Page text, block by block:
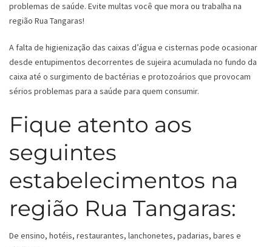
problemas de saúde. Evite multas você que mora ou trabalha na
região Rua Tangaras!
A falta de higienização das caixas d’água e cisternas pode ocasionar
desde entupimentos decorrentes de sujeira acumulada no fundo da
caixa até o surgimento de bactérias e protozoários que provocam
sérios problemas para a saúde para quem consumir.
Fique atento aos
seguintes
estabelecimentos na
região Rua Tangaras:
De ensino, hotéis, restaurantes, lanchonetes, padarias, bares e